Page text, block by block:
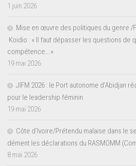
1 juin 2026
Mise en œuvre des politiques du genre /
Koidio : « Il faut dépasser les questions de
compétence… »
19 mai 2026
JIFM 2026 : le Port autonome d’Abidjan
pour le leadership féminin
19 mai 2026
Côte d’Ivoire/Prétendu malaise dans le
dément les déclarations du RASMOMM
8 mai 2026